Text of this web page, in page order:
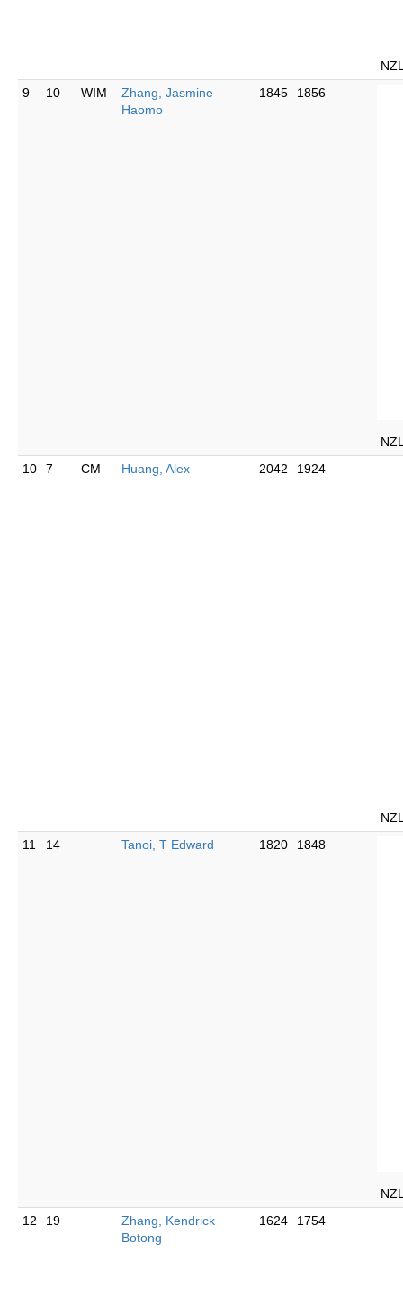
9
10 WIM
Zhang, Jasmine
Haomo
1845 1856
10
7 CM Huang, Alex 2042 1924
11
14 Tanoi, T Edward 1820 1848
12
19
Zhang, Kendrick
Botong
1624 1754